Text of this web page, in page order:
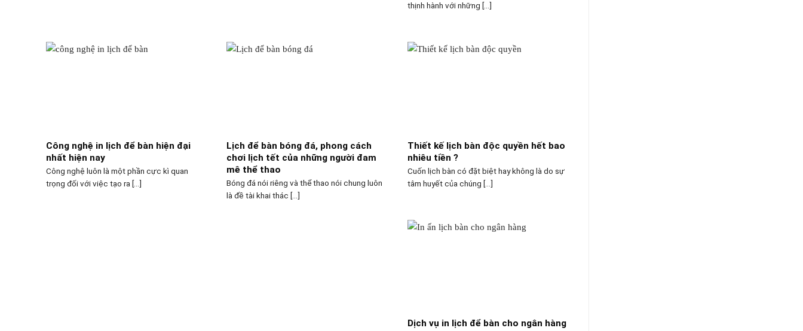
thịnh hành với những [...]
Công nghệ in lịch để bàn hiện đại
nhất hiện nay
Công nghệ luôn là một phần cực kì quan
trọng đối với việc tạo ra [...]
Lịch để bàn bóng đá, phong cách
chơi lịch tết của những người đam
mê thể thao
Bóng đá nói riêng và thể thao nói chung luôn
là đề tài khai thác [...]
Thiết kế lịch bàn độc quyền hết bao
nhiêu tiền ?
Cuốn lịch bàn có đặt biệt hay không là do sự
tâm huyết của chúng [...]
Dịch vụ in lịch để bàn cho ngân hàng